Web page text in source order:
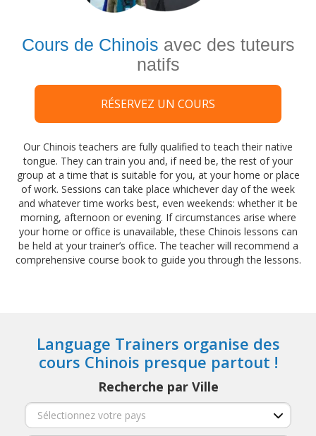
Cours de Chinois avec des tuteurs
natifs
RÉSERVEZ UN COURS
Our Chinois teachers are fully qualified to teach their native
tongue. They can train you and, if need be, the rest of your
group at a time that is suitable for you, at your home or place
of work. Sessions can take place whichever day of the week
and whatever time works best, even weekends: whether it be
morning, afternoon or evening. If circumstances arise where
your home or office is unavailable, these Chinois lessons can
be held at your trainer’s office. The teacher will recommend a
comprehensive course book to guide you through the lessons.
Language Trainers organise des
cours Chinois presque partout !
Recherche par Ville